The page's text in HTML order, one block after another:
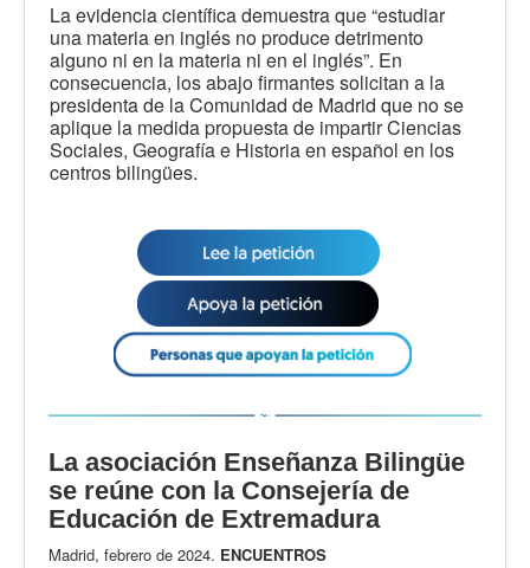
La evidencia científica demuestra que “estudiar
una materia en inglés no produce detrimento
alguno ni en la materia ni en el inglés”. En
consecuencia, los abajo firmantes solicitan a la
presidenta de la Comunidad de Madrid que no se
aplique la medida propuesta de impartir Ciencias
Sociales, Geografía e Historia en español en los
centros bilingües.
La asociación Enseñanza Bilingüe
se reúne con la Consejería de
Educación de Extremadura
Madrid, febrero de 2024. ENCUENTROS